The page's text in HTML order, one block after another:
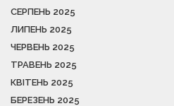
СЕРПЕНЬ 2025
ЛИПЕНЬ 2025
ЧЕРВЕНЬ 2025
ТРАВЕНЬ 2025
КВІТЕНЬ 2025
БЕРЕЗЕНЬ 2025